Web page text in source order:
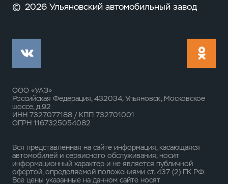
© 2026 Ульяновский автомобильный завод
ООО «УАЗ»
Российская Федерация, 432034, Ульяновск, Московское
шоссе, д.92
ИНН 7327077188 / КПП 732701001
ОГРН 1167325054082
Вся представленная на сайте информация, касающаяся
автомобилей и сервисного обслуживания, носит
информационный характер и не является публичной
офертой, определяемой положениями ст. 437 (2) ГК РФ.
Все цены указанные на данном сайте носят